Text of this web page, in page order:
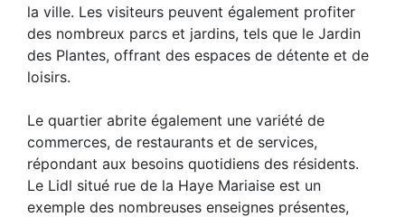
la ville. Les visiteurs peuvent également profiter
des nombreux parcs et jardins, tels que le Jardin
des Plantes, offrant des espaces de détente et de
loisirs.
Le quartier abrite également une variété de
commerces, de restaurants et de services,
répondant aux besoins quotidiens des résidents.
Le Lidl situé rue de la Haye Mariaise est un
exemple des nombreuses enseignes présentes,